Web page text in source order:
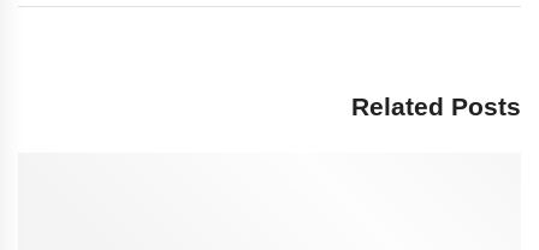
Related Posts